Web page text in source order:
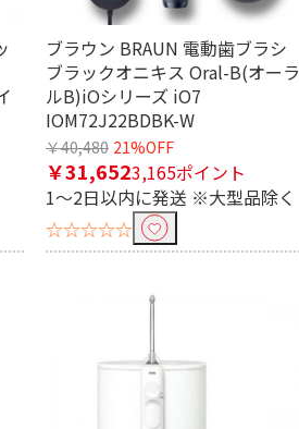
ブラウン BRAUN 電動歯ブラシ
ブラックオニキス Oral-B(オーラ
ルB)iOシリーズ iO7
IOM72J22BDBK-W
￥40,480 21%OFF
￥31,6523,165ポイント
1～2日以内に発送 ※大型品除く
☆☆☆☆☆